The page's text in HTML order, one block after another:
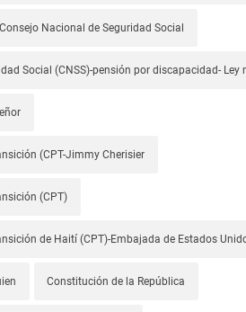
Consejo Nacional de Seguridad Social
Social (CNSS)-pensión por discapacidad- Ley
(CPT-Jimmy Cherisier
(CPT)
de Haití (CPT)-Embajada de Estados
Constitución de la República